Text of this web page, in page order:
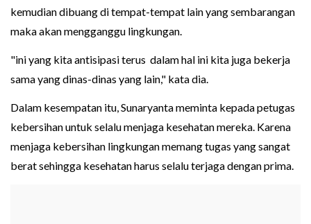
kemudian dibuang di tempat-tempat lain yang sembarangan
maka akan mengganggu lingkungan.
"ini yang kita antisipasi terus dalam hal ini kita juga bekerja
sama yang dinas-dinas yang lain," kata dia.
Dalam kesempatan itu, Sunaryanta meminta kepada petugas
kebersihan untuk selalu menjaga kesehatan mereka. Karena
menjaga kebersihan lingkungan memang tugas yang sangat
berat sehingga kesehatan harus selalu terjaga dengan prima.